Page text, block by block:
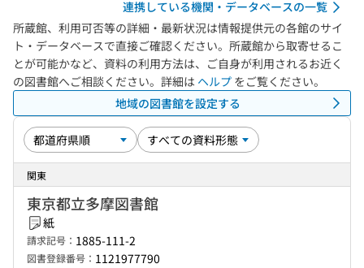
連携している機関・データベースの一覧
所蔵館、利用可否等の詳細・最新状況は情報提供元の各館のサイ
ト・データベースで直接ご確認ください。所蔵館から取寄せるこ
とが可能かなど、資料の利用方法は、ご自身が利用されるお近く
の図書館へご相談ください。詳細は ヘルプ をご覧ください。
地域の図書館を設定する
関東
東京都立多摩図書館
紙
請求記号： 1885-111-2
図書登録番号： 1121977790